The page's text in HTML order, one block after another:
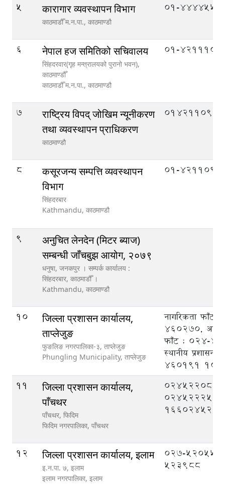
5 कारागार व्यवस्थापन विभाग
काठमाडौँ म.न.पा., काठमाण्डौ
01-4444552
6 नेपाल हज समितिको सचिवालय
सिंहदरवार(गृह मन्त्रालयको पुरानो भवन),
काठमाण्डौँ
काठमाडौँ म.न.पा., काठमाण्डौ
01-4211104
7
राष्ट्रिय विपद् जोखिम न्यूनीकरण
तथा व्यवस्थापन प्राधिकरण
काठमाण्डौ
014211090
8
कसूरजन्य सम्पत्ति व्यवस्थापन
विभाग
सिंहदरबार
Kathmandu, काठमाण्डौ
01-4211093
9
अनुचित लेनदेन (मिटर ब्याज)
सम्बन्धी जाँचबुझ आयोग, २०७९
धनुषा, जनकपुर । सम्पर्क कार्यालय :
सिंहदरबार, काठमाडौँ ।
Kathmandu, काठमाण्डौ
10
जिल्ला प्रशासन कार्यालय,
ताप्लेजुङ
फुङलिङ नगरपालिका-३, ताप्लेजुङ
Phungling Municipality, ताप्लेजुङ
नागरिकता फाँट
460270,
फाँट : 024-
स्थानीय
460191 100
11
जिल्ला प्रशासन कार्यालय,
पाँचथर
पाँचथर, फिदिम
फिदिम नगरपालिका, पाँचथर
०२४५२२०८८,
०२४५२२२५०
12 जिल्ला प्रशासन कार्यालय, इलाम
इ‍‍‍‌.न.पा. ७, इलाम
इलाम नगरपालिका, इलाम
027-
523988